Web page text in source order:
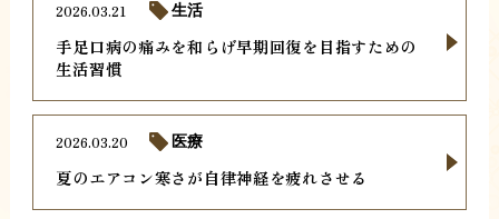
手足口病の痛みを和らげ早期回復を目指すための
生活習慣
2026.03.21 生活
夏のエアコン寒さが自律神経を疲れさせる
2026.03.20 医療